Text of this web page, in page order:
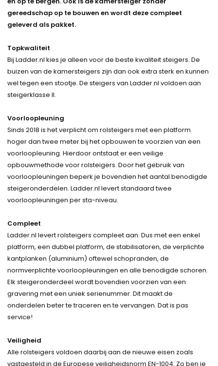
gereedschap op te bouwen en wordt deze compleet
geleverd als pakket.
Topkwaliteit
Bij Ladder.nl kies je alleen voor de beste kwaliteit steigers. De
buizen van de kamersteigers zijn dan ook extra sterk en kunnen
wel tegen een stootje. De steigers van Ladder.nl voldoen aan
steigerklasse II.
Voorloopleuning
Sinds 2018 is het verplicht om rolsteigers met een platform
hoger dan twee meter bij het opbouwen te voorzien van een
voorloopleuning. Hierdoor ontstaat er een veilige
opbouwmethode voor rolsteigers. Door het gebruik van
voorloopleuningen beperk je bovendien het aantal benodigde
steigeronderdelen. Ladder.nl levert standaard twee
voorloopleuningen per sta-niveau.
Compleet
Ladder.nl levert rolsteigers compleet aan. Dus met een enkel
platform, een dubbel platform, de stabilisatoren, de verplichte
kantplanken (aluminium) oftewel schopranden, de
normverplichte voorloopleuningen en alle benodigde schoren.
Elk steigeronderdeel wordt bovendien voorzien van een
gravering met een uniek serienummer. Dit maakt de
onderdelen beter te traceren en te vervangen. Dat is pas
service!
Veiligheid
Alle rolsteigers voldoen daarbij aan de nieuwe eisen zoals
vastgesteld in de Europese veiligheidsnorm EN-1004. Zo ben je